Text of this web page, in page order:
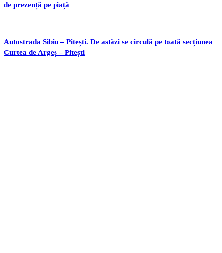
de prezență pe piață
Autostrada Sibiu – Pitești. De astăzi se circulă pe toată secțiunea
Curtea de Argeș – Pitești